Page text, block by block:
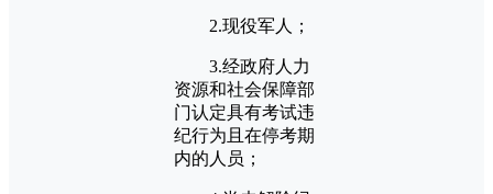
2.现役军人；
3.经政府人力
资源和社会保障部
门认定具有考试违
纪行为且在停考期
内的人员；